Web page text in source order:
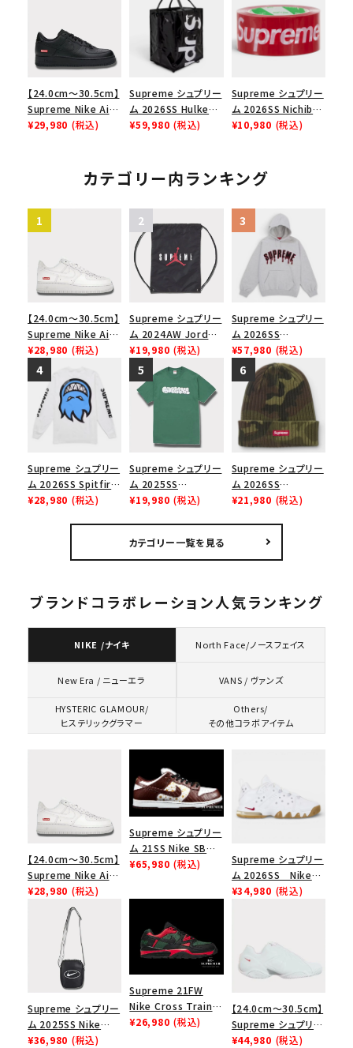
メゾンマルジェラボッ
クスロゴTシャツ ホ
ワイト 白
Low AF1 シュプリー
ムグッドイナフ ナイキ
エアフォース１スニー
カー シューズ ホワイ
【24.0cm～30.5cm】
Supreme Nike Air
Force 1 Low シュプ
ューズ ブラック
¥29,980 (税込)
Supreme シュプリー
ム 2026SS Hulken
Rolling Tote
ブラック
¥59,980 (税込)
Supreme シュプリー
ム 2026SS Nichiban
Packing Tape ニ
¥10,980 (税込)
カテゴリー内ランキング
【24.0cm～30.5cm】
Supreme Nike Air
Force 1 Low シュプ
リーム ナイキエアフォ
ース１スニーカー シ
ューズ ホワイト
¥28,980 (税込)
Supreme シュプリー
ム 2024AW Jordan
Drawstring Bag ジ
ョーダンドローストリ
ングバッグ バックパッ
ク ブラック 黒
¥19,980 (税込)
Supreme シュプリー
ム 2026SS
Ghostface Arc
Hooded
Sweatshirt ゴー
ストフェイス アークフ
ーデッドスウェット パ
ーカー アッシュグレ
ー
¥57,980 (税込)
Supreme シュプリー
ム 2026SS Spitfire
L/S Tee スピットファ
¥28,980 (税込)
Supreme シュプリー
ム 2025SS
Homerun Tee ホー
¥19,980 (税込)
Supreme シュプリー
ム 2026SS
Overdyed Beanie
¥21,980 (税込)
カテゴリー一覧を見る
ブランドコラボレーション人気ランキング
NIKE /ナイキ North Face/ノースフェイス
New Era / ニューエラ VANS / ヴァンズ
HYSTERIC GLAMOUR/
ヒステリックグラマー
Others/
その他コラボアイテム
【24.0cm～30.5cm】
Supreme Nike Air
Force 1 Low シュプ
リーム ナイキエアフォ
ース１スニーカー シ
ューズ ホワイト
¥28,980 (税込)
Supreme シュプリー
ム 21SS Nike SB
Dunk Low ナイキSB
¥65,980 (税込)
Supreme シュプリー
ム 2026SS Nike
SB Air Max 2 CB 94
¥34,980 (税込)
Supreme シュプリー
ム 2025SS Nike
Leather Shoulder
¥36,980 (税込)
Supreme 21FW
Nike Cross Trainer
Low ナイキクロスト
¥26,980 (税込)
【24.0cm～30.5cm】
Supreme シュプリー
ム 2023AW Nike
¥44,980 (税込)